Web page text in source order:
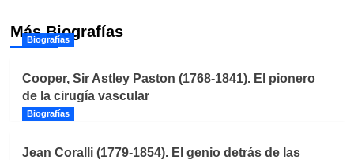
Más Biografías
Biografías
Cooper, Sir Astley Paston (1768-1841). El pionero
de la cirugía vascular
Biografías
Jean Coralli (1779-1854). El genio detrás de las